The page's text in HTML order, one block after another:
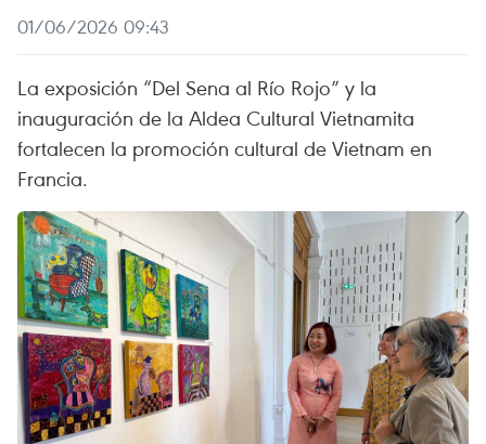
01/06/2026 09:43
La exposición “Del Sena al Río Rojo” y la
inauguración de la Aldea Cultural Vietnamita
fortalecen la promoción cultural de Vietnam en
Francia.